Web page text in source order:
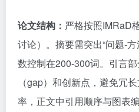
论文结构： 严格按照IMRaD
讨论）。摘要需突出“问题-
数控制在200-300词。引言
（gap）和创新点，避免冗
率，正文中引用顺序与图表编